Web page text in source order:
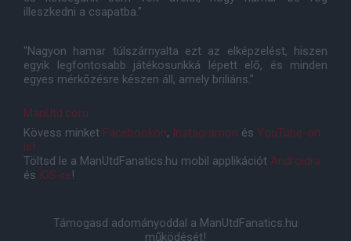
illeszkedni a csapatba."
"Nagyon hamar túlszárnyalta ezt az elképzelést, hiszen
egyik legfontosabb játékosunkká lépett elő, és minden
egyes mérkőzésre készen áll, amely briliáns."
ManUtd.com
Kövess minket Facebookon, Instagramon és YouTube-on
is!
Töltsd le a ManUtdFanatics.hu mobil applikációt Androidra
és iOS-re!
Támogasd adományoddal a ManUtdFanatics.hu
működését!